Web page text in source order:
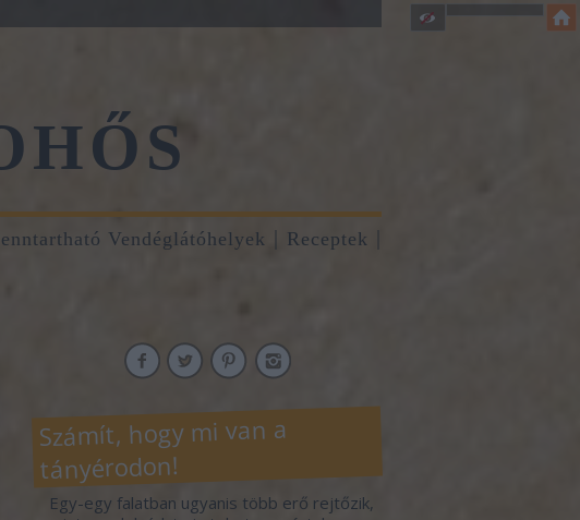
Vendéglátóhelyek Receptek
Számít, hogy mi van a
tányérodon!
Egy-egy falatban ugyanis több erő rejtőzik,